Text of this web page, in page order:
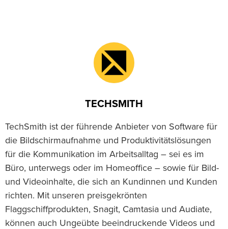
TECHSMITH
TechSmith ist der führende Anbieter von Software für
die Bildschirmaufnahme und Produktivitätslösungen
für die Kommunikation im Arbeitsalltag – sei es im
Büro, unterwegs oder im Homeoffice – sowie für Bild-
und Videoinhalte, die sich an Kundinnen und Kunden
richten. Mit unseren preisgekrönten
Flaggschiffprodukten, Snagit, Camtasia und Audiate,
können auch Ungeübte beeindruckende Videos und